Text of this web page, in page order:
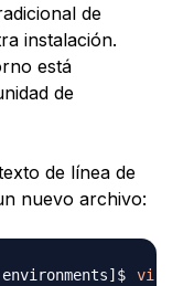
de
instalación.
está
de
de línea de
nuevo archivo:
vi